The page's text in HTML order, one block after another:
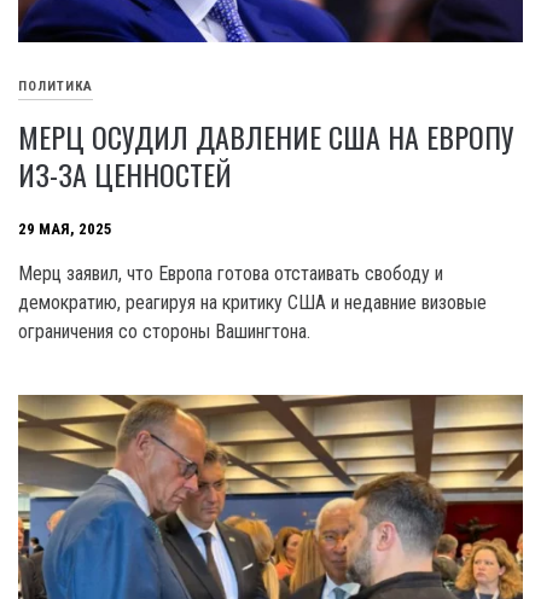
ПОЛИТИКА
МЕРЦ ОСУДИЛ ДАВЛЕНИЕ США НА ЕВРОПУ
ИЗ-ЗА ЦЕННОСТЕЙ
29 МАЯ, 2025
Мерц заявил, что Европа готова отстаивать свободу и
демократию, реагируя на критику США и недавние визовые
ограничения со стороны Вашингтона.